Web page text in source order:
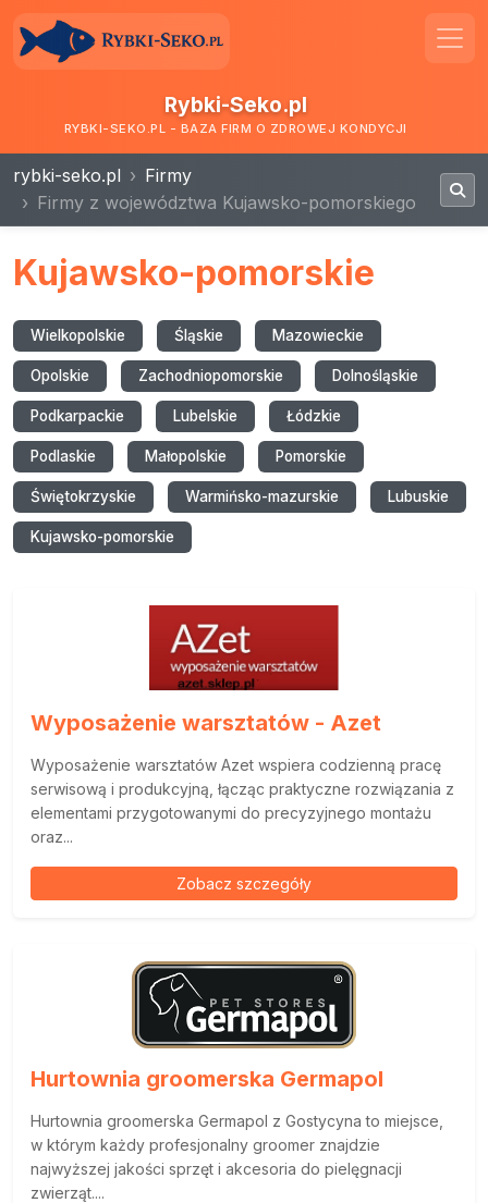
Rybki-Seko.pl
RYBKI-SEKO.PL - BAZA FIRM O ZDROWEJ KONDYCJI
rybki-seko.pl
Firmy
Firmy z województwa Kujawsko-pomorskiego
Kujawsko-pomorskie
Wielkopolskie Śląskie Mazowieckie
Opolskie Zachodniopomorskie Dolnośląskie
Podkarpackie Lubelskie Łódzkie
Podlaskie Małopolskie Pomorskie
Świętokrzyskie Warmińsko-mazurskie Lubuskie
Kujawsko-pomorskie
Wyposażenie warsztatów - Azet
Wyposażenie warsztatów Azet wspiera codzienną pracę
serwisową i produkcyjną, łącząc praktyczne rozwiązania z
elementami przygotowanymi do precyzyjnego montażu
oraz...
Zobacz szczegóły
Hurtownia groomerska Germapol
Hurtownia groomerska Germapol z Gostycyna to miejsce,
w którym każdy profesjonalny groomer znajdzie
najwyższej jakości sprzęt i akcesoria do pielęgnacji
zwierząt....